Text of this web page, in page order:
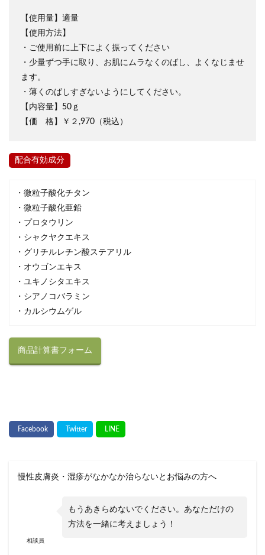
【使用量】適量
【使用方法】
・ご使用前に上下によく振ってください
・少量ずつ手に取り、お肌にムラなくのばし、よくなじませ
ます。
・薄くのばしすぎないようにしてください。
【内容量】50ｇ
【価 格】￥２,970（税込）
配合有効成分
・微粒子酸化チタン
・微粒子酸化亜鉛
・プロタウリン
・シャクヤクエキス
・グリチルレチン酸ステアリル
・オウゴンエキス
・ユキノシタエキス
・シアノコバラミン
・カルシウムゲル
商品計算書フォーム
慢性皮膚炎・湿疹がなかなか治らないとお悩みの方へ
相談員
もうあきらめないでください。あなただけの
方法を一緒に考えましょう！